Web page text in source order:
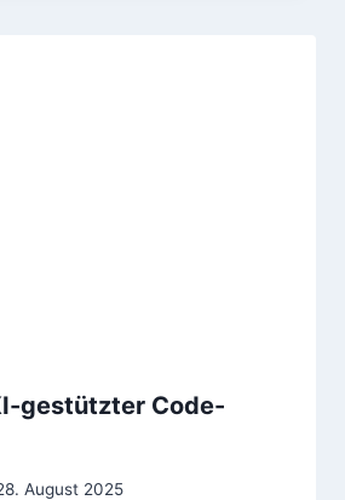
gestützter Code-
August 2025